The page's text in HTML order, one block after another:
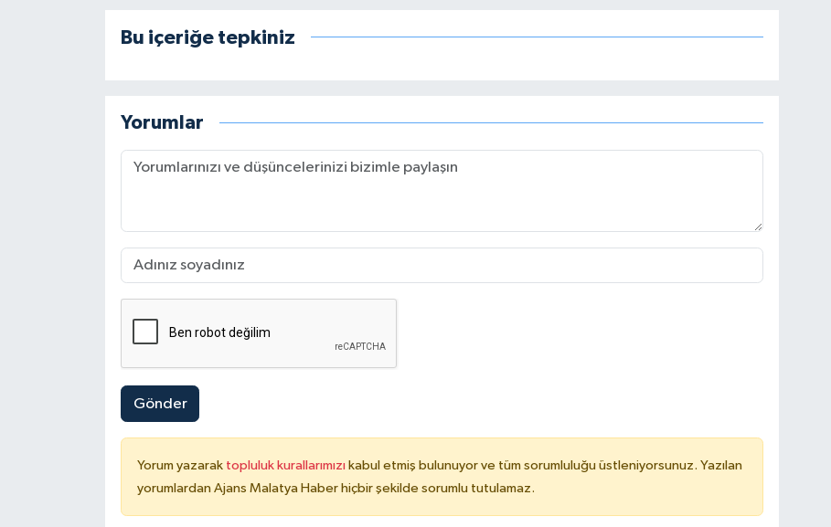
Bu içeriğe tepkiniz
Yorumlar
Gönder
Yorum yazarak topluluk kurallarımızı kabul etmiş bulunuyor ve tüm sorumluluğu üstleniyorsunuz. Yazılan
yorumlardan Ajans Malatya Haber hiçbir şekilde sorumlu tutulamaz.